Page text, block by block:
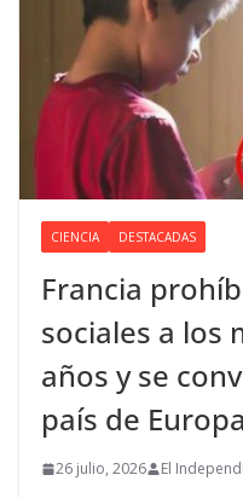
CIENCIA DESTACADAS
Francia
sociales a los
años y se
país de
26 julio, 2026 El